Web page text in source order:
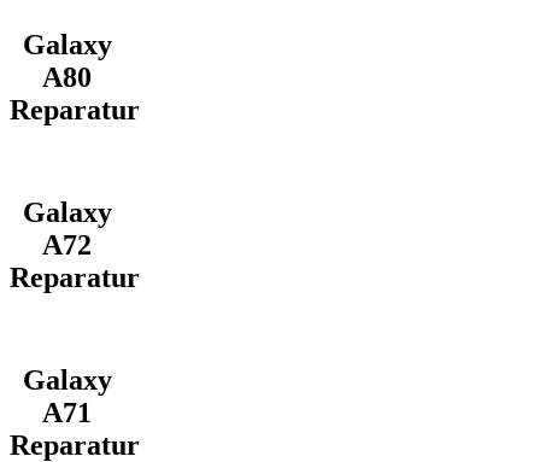
Galaxy
A80
Reparatur
Galaxy
A72
Reparatur
Galaxy
A71
Reparatur